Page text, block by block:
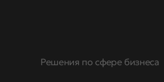
Решения по сфере бизнеса